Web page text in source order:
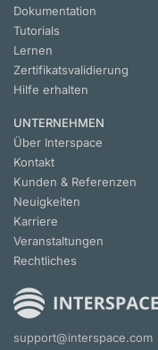
Dokumentation
Tutorials
Lernen
Zertifikatsvalidierung
Hilfe erhalten
UNTERNEHMEN
Über Interspace
Kontakt
Kunden & Referenzen
Neuigkeiten
Karriere
Veranstaltungen
Rechtliches
support@interspace.com